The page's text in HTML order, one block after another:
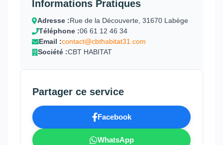
Informations Pratiques
Adresse :Rue de la Découverte, 31670 Labège
Téléphone :06 61 12 46 34
Email :contact@cbthabitat31.com
Société :CBT HABITAT
Partager ce service
Facebook
WhatsApp